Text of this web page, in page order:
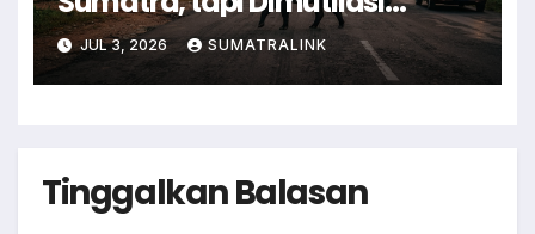
Warga
JUL 3, 2026 SUMATRALINK
Tinggalkan Balasan